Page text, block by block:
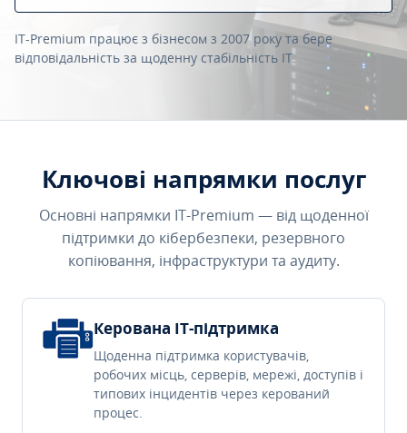
IT-Premium працює з бізнесом з 2007 року та бере
відповідальність за щоденну стабільність IT.
Ключові напрямки послуг
Основні напрямки IT-Premium — від щоденної
підтримки до кібербезпеки, резервного
копіювання, інфраструктури та аудиту.
Керована IT-підтримка
Щоденна підтримка користувачів,
робочих місць, серверів, мережі, доступів і
типових інцидентів через керований
процес.